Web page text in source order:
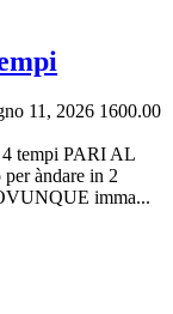
11, 2026 1600.00
4 tempi PARI AL
àndare in 2
imma...